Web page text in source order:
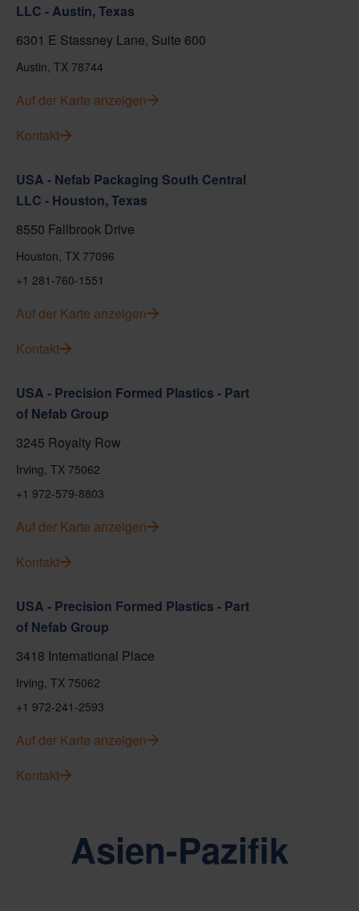
LLC - Austin, Texas
6301 E Stassney Lane, Suite 600
Austin, TX 78744
Auf der Karte anzeigen
Kontakt
USA - Nefab Packaging South Central
LLC - Houston, Texas
8550 Fallbrook Drive
Houston, TX 77096
+1 281-760-1551
Auf der Karte anzeigen
Kontakt
USA - Precision Formed Plastics - Part
of Nefab Group
3245 Royalty Row
Irving, TX 75062
+1 972-579-8803
Auf der Karte anzeigen
Kontakt
USA - Precision Formed Plastics - Part
of Nefab Group
3418 International Place
Irving, TX 75062
+1 972-241-2593
Auf der Karte anzeigen
Kontakt
Asien-Pazifik